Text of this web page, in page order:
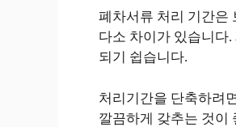
폐차서류 처리 기간은
다소 차이가 있습니다
되기 쉽습니다.
처리기간을 단축하려
깔끔하게 갖추는 것이